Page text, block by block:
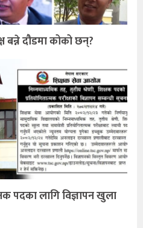
दौडमा कोको छन्?
पदका लागि विज्ञापन खुला